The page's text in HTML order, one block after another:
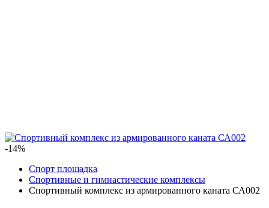
-14%
Спорт площадка
Спортивные и гимнастические комплексы
Спортивный комплекс из армированного каната СА002